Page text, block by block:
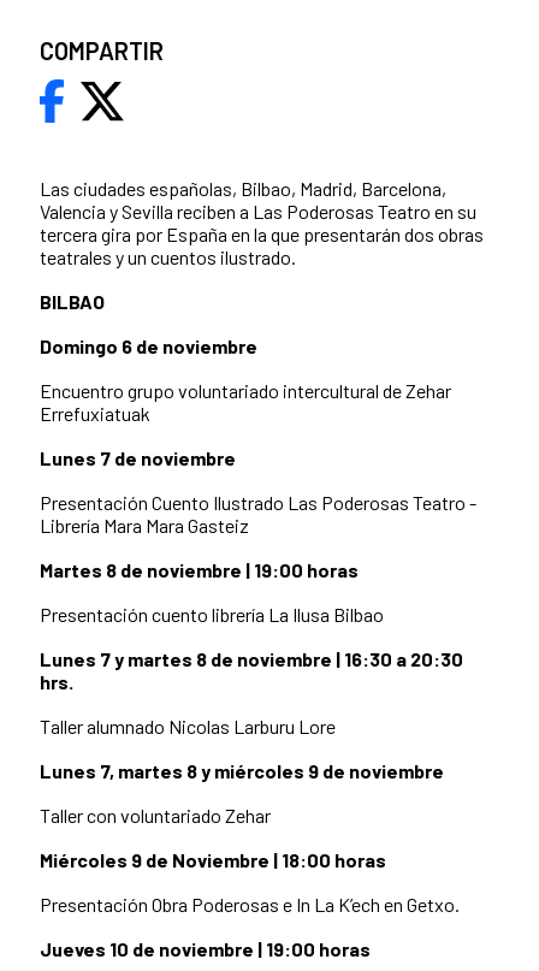
Las ciudades españolas, Bilbao, Madrid, Barcelona,
Valencia y Sevilla reciben a Las Poderosas Teatro en su
tercera gira por España en la que presentarán dos obras
teatrales y un cuentos ilustrado.
BILBAO
Domingo 6 de noviembre
Encuentro grupo voluntariado intercultural de Zehar
Errefuxiatuak
Lunes 7 de noviembre
Presentación Cuento Ilustrado Las Poderosas Teatro -
Librería Mara Mara Gasteiz
Martes 8 de noviembre | 19:00 horas
Presentación cuento librería La Ilusa Bilbao
Lunes 7 y martes 8 de noviembre | 16:30 a 20:30
hrs.
Taller alumnado Nicolas Larburu Lore
Lunes 7, martes 8 y miércoles 9 de noviembre
Taller con voluntariado Zehar
Miércoles 9 de Noviembre | 18:00 horas
Presentación Obra Poderosas e In La K’ech en Getxo.
Jueves 10 de noviembre | 19:00 horas
COMPARTIR